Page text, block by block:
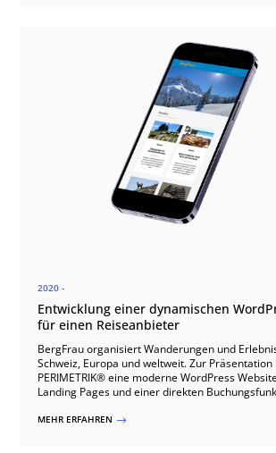
2020 -
Entwicklung einer dynamischen
für einen Reiseanbieter
BergFrau organisiert Wanderungen und
Schweiz, Europa und weltweit. Zur
PERIMETRIK® eine moderne WordPress
Landing Pages und einer direkten
MEHR ERFAHREN $